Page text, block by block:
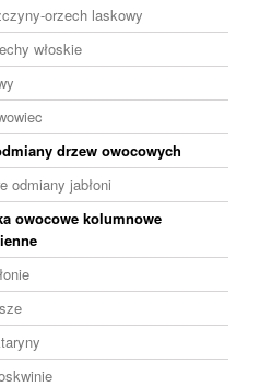
orzech laskowy
włoskie
drzew owocowych
odmiany jabłoni
owocowe kolumnowe